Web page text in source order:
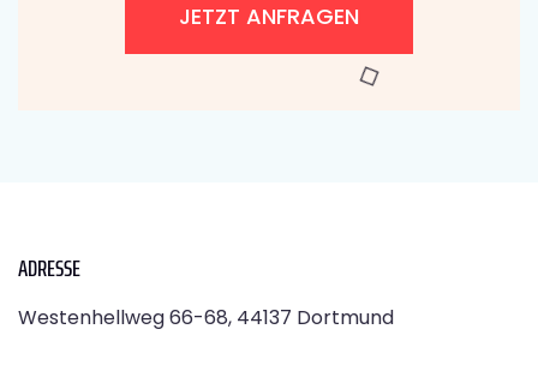
JETZT ANFRAGEN
ADRESSE
Westenhellweg 66-68, 44137 Dortmund